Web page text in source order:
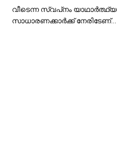
വീടെന്ന സ്വപ്‌നം
സാധാരണക്കാര്‍ക്ക് നേരിടേണ്…